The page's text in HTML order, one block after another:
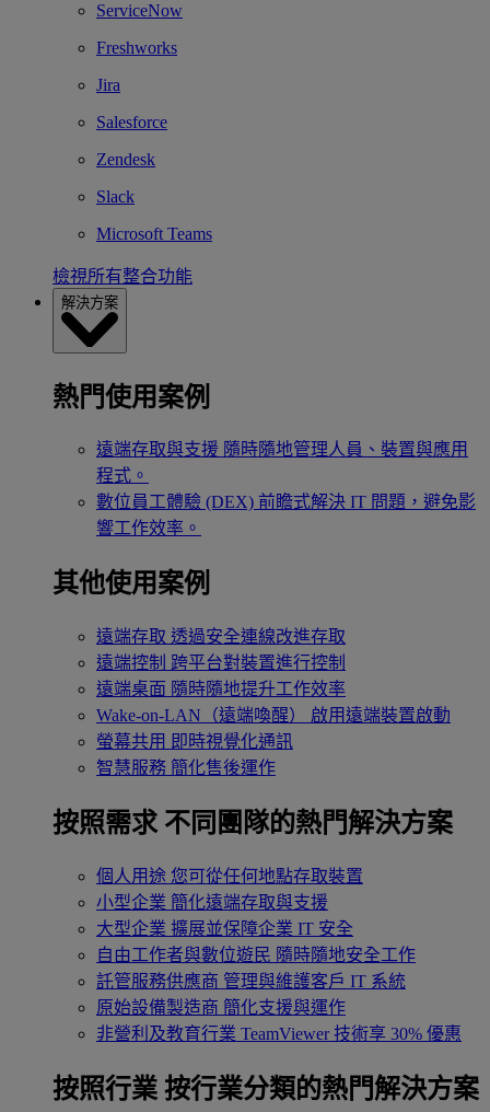
ServiceNow
Freshworks
Jira
Salesforce
Zendesk
Slack
Microsoft Teams
檢視所有整合功能
解決方案
熱門使用案例
遠端存取與支援 隨時隨地管理人員、裝置與應用
程式。
數位員工體驗 (DEX) 前瞻式解決 IT 問題，避免影
響工作效率。
其他使用案例
遠端存取 透過安全連線改進存取
遠端控制 跨平台對裝置進行控制
遠端桌面 隨時隨地提升工作效率
Wake-on-LAN（遠端喚醒）
啟用遠端裝置啟動
螢幕共用 即時視覺化通訊
智慧服務 簡化售後運作
按照需求 不同團隊的熱門解決方案
個人用途 您可從任何地點存取裝置
小型企業 簡化遠端存取與支援
大型企業 擴展並保障企業 IT 安全
自由工作者與數位遊民 隨時隨地安全工作
託管服務供應商 管理與維護客戶 IT 系統
原始設備製造商 簡化支援與運作
非營利及教育行業 TeamViewer 技術享 30% 優惠
按照行業 按行業分類的熱門解決方案